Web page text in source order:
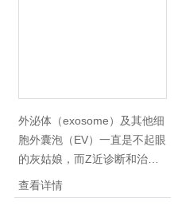
外泌体（exosome）及其他细
胞外囊泡（EV）一直是不起眼
的灰姑娘，而Z近诊断和治疗
潜力的发现，仿佛给这些小囊
泡穿上了水晶鞋，使其一晃变
查看详情